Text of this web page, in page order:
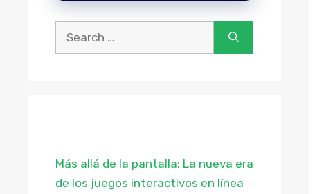
Buscar:
Más allá de la pantalla: La nueva era
de los juegos interactivos en línea